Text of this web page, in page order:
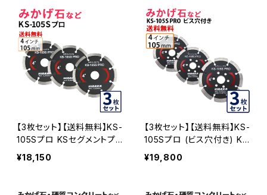
ンドカッター 刃 exr330-14
EXR330-14
ード 刃 NSR-14
【3枚セット】【送料無料】KS-
105Sプロ KSセグメントプ
ロ 4インチ 105mm みかげ
石などの切断用 ダイヤセグ
刃 (ks-105spro-03)
¥18,150
【3枚セット】【送料無料】KS-
105Sプロ (ビス穴付き) KS
セグメントプロ 4インチ 105
mm みかげ石などの切断用
ドカッター 刃 ビス3個付属
¥19,800